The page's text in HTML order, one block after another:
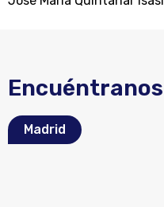
Encuéntranos
Madrid